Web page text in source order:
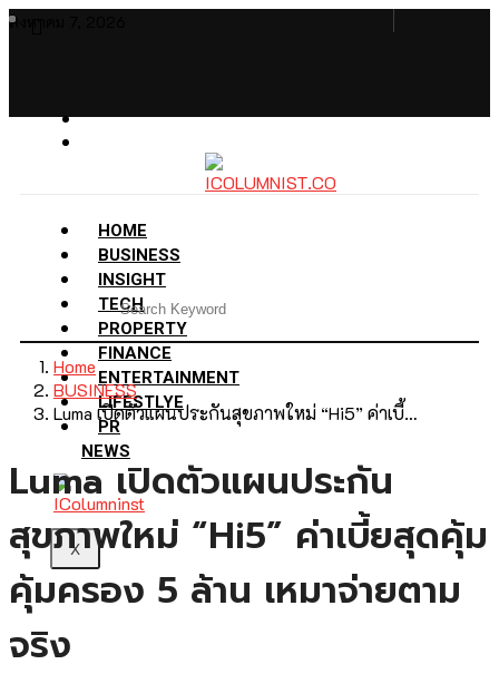
สิงหาคม 7, 2026
HOME
BUSINESS
INSIGHT
TECH
PROPERTY
FINANCE
ENTERTAINMENT
LIFESTLYE
PR
NEWS
X
Home
BUSINESS
Luma เปิดตัวแผนประกันสุขภาพใหม่ “Hi5” ค่าเบี้…
Luma เปิดตัวแผนประกัน
สุขภาพใหม่ “Hi5” ค่าเบี้ยสุดคุ้ม
คุ้มครอง 5 ล้าน เหมาจ่ายตาม
จริง